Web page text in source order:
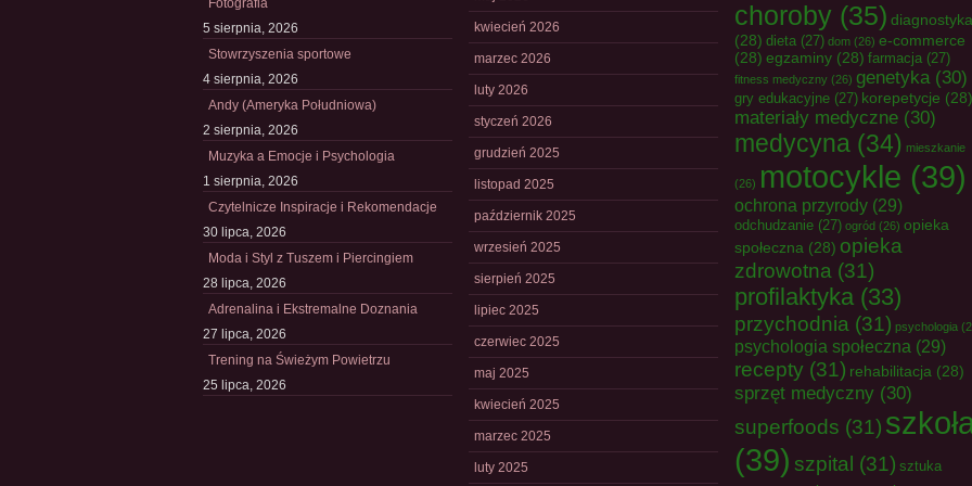
Fotografia
5 sierpnia, 2026
Stowrzyszenia sportowe
4 sierpnia, 2026
Andy (Ameryka Południowa)
2 sierpnia, 2026
Muzyka a Emocje i Psychologia
1 sierpnia, 2026
Czytelnicze Inspiracje i Rekomendacje
30 lipca, 2026
Moda i Styl z Tuszem i Piercingiem
28 lipca, 2026
Adrenalina i Ekstremalne Doznania
27 lipca, 2026
Trening na Świeżym Powietrzu
25 lipca, 2026
kwiecień 2026
marzec 2026
luty 2026
styczeń 2026
grudzień 2025
listopad 2025
październik 2025
wrzesień 2025
sierpień 2025
lipiec 2025
czerwiec 2025
maj 2025
kwiecień 2025
marzec 2025
luty 2025
choroby (35) diagnostyka
(28) dieta (27) dom (26) e-commerce
(28) egzaminy (28) farmacja (27)
fitness medyczny (26) genetyka(30)
gry edukacyjne (27) korepetycje (28)
materiały medyczne (30)
medycyna (34) mieszkanie
(26) motocykle (39)
ochrona przyrody (29)
odchudzanie (27) ogród (26) opieka
społeczna (28) opieka
zdrowotna (31)
profilaktyka (33)
przychodnia (31) psychologia
psychologia społeczna (29)
recepty (31) rehabilitacja (28)
sprzęt medyczny (30)
superfoods (31)
(39) szpital (31) sztuka